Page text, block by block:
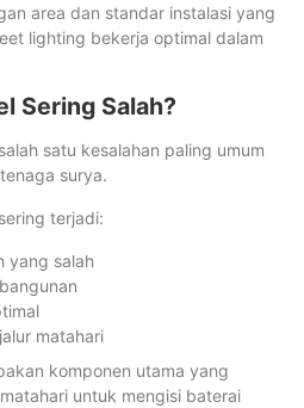
area dan standar instalasi yang
lighting bekerja optimal dalam
Sering Salah?
satu kesalahan paling umum
surya.
terjadi:
yang salah
matahari
komponen utama yang
untuk mengisi baterai